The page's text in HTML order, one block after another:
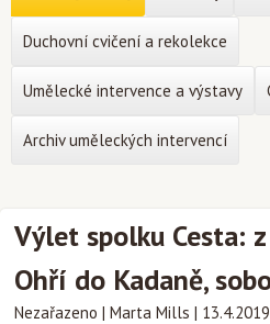
Výlet spolku Cesta:
Ohří do Kadaně,
Nezařazeno | Marta Mills |
Duchovní cvičení a rekolekce
Umělecké intervence a výstavy
Archiv uměleckých intervencí